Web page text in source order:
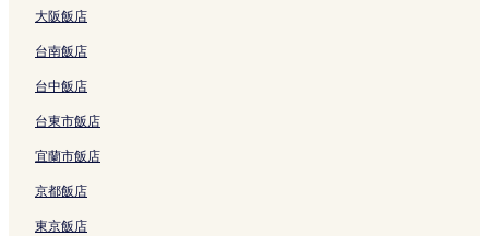
首爾的滑雪飯店
首爾的設有停車場的飯店
首爾的Spa 飯店
首爾的平價飯店
首爾的提供免費早餐的飯店
首爾的性別友善飯店
首爾的高爾夫飯店
大阪飯店
台南飯店
台中飯店
台東市飯店
宜蘭市飯店
京都飯店
東京飯店